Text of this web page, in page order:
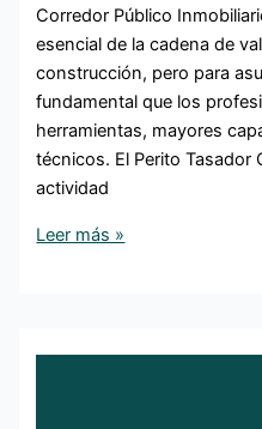
Corredor Público
esencial de la cadena de
construcción, pero para
fundamental que los
herramientas, mayores
técnicos. El Perito Tasador
actividad
Leer más »